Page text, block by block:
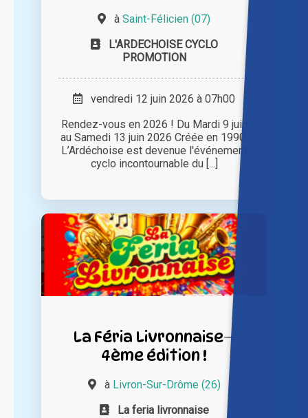
à Saint-Félicien (07)
L'ARDECHOISE CYCLO
PROMOTION
vendredi 12 juin 2026 à 07h00
Rendez-vous en 2026 ! Du Mardi 9 juin
au Samedi 13 juin 2026 Créée en 1990,
L’Ardéchoise est devenue l'événement
cyclo incontournable du [...]
La Féria Livronnaise—
4ème édition !
à Livron-Sur-Drôme (26)
La feria livronnaise